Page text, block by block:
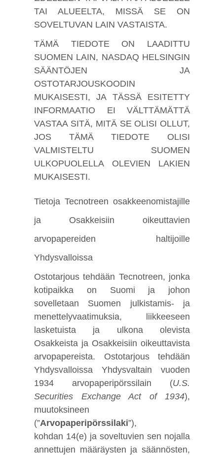
TAI ALUEELTA, MISSÄ SE ON
SOVELTUVAN LAIN VASTAISTA.
TÄMÄ TIEDOTE ON LAADITTU
SUOMEN LAIN, NASDAQ HELSINGIN
SÄÄNTÖJEN JA
OSTOTARJOUSKOODIN
MUKAISESTI, JA TÄSSÄ ESITETTY
INFORMAATIO EI VÄLTTÄMÄTTÄ
VASTAA SITÄ, MITÄ SE OLISI OLLUT,
JOS TÄMÄ TIEDOTE OLISI
VALMISTELTU SUOMEN
ULKOPUOLELLA OLEVIEN LAKIEN
MUKAISESTI.
Tietoja Tecnotreen osakkeenomistajille
ja Osakkeisiin oikeuttavien
arvopapereiden haltijoille
Yhdysvalloissa
Ostotarjous tehdään Tecnotreen, jonka
kotipaikka on Suomi ja johon
sovelletaan Suomen julkistamis- ja
menettelyvaatimuksia, liikkeeseen
lasketuista ja ulkona olevista
Osakkeista ja Osakkeisiin oikeuttavista
arvopapereista. Ostotarjous tehdään
Yhdysvalloissa Yhdysvaltain vuoden
1934 arvopaperipörssilain (U.S.
Securities Exchange Act of 1934),
muutoksineen
(”Arvopaperipörssilaki”),
kohdan 14(e) ja soveltuvien sen nojalla
annettujen määräysten ja säännösten,